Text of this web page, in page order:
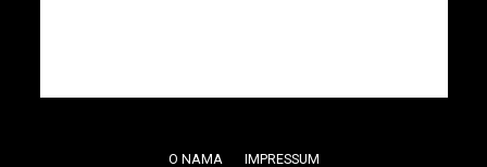
O NAMA IMPRESSUM